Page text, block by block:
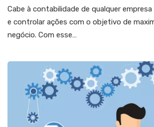
Cabe à contabilidade de qualquer
e controlar ações com o objetivo de
negócio. Com esse…